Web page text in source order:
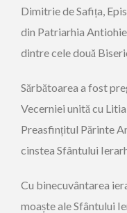
Dimitrie de Safița,
din Patriarhia
dintre cele două
Sărbătoarea a fost
Vecerniei unită cu
Preasfințitul Părinte
cinstea Sfântului
Cu binecuvântarea
moaște ale Sfântului